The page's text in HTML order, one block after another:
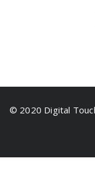
© 2020 Digital